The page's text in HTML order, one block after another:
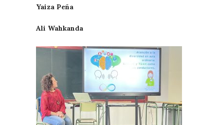
Yaiza Peña
Ali Wahkanda